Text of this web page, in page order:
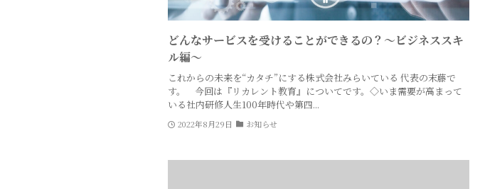
どんなサービスを受けることができるの？〜ビジネススキ
ル編〜
これからの未来を“カタチ”にする株式会社みらいている 代表の末藤で
す。 今回は『リカレント教育』についてです。◇いま需要が高まって
いる社内研修人生100年時代や第四...
2022年8月29日 お知らせ